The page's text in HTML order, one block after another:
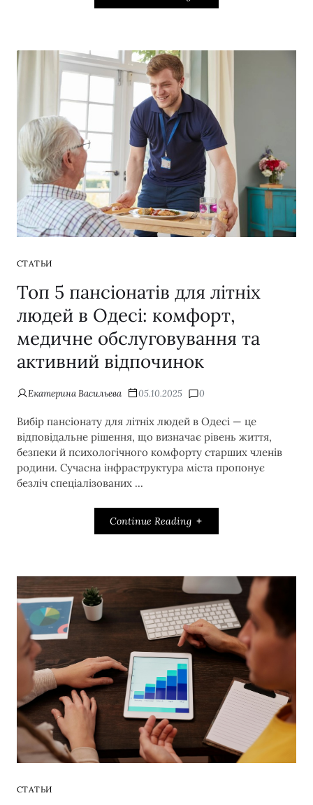
СТАТЬИ
Топ 5 пансіонатів для літніх
людей в Одесі: комфорт,
медичне обслуговування та
активний відпочинок
Екатерина Васильева 05.10.2025 0
Вибір пансіонату для літніх людей в Одесі — це
відповідальне рішення, що визначає рівень життя,
безпеки й психологічного комфорту старших членів
родини. Сучасна інфраструктура міста пропонує
безліч спеціалізованих ...
Continue Reading
СТАТЬИ